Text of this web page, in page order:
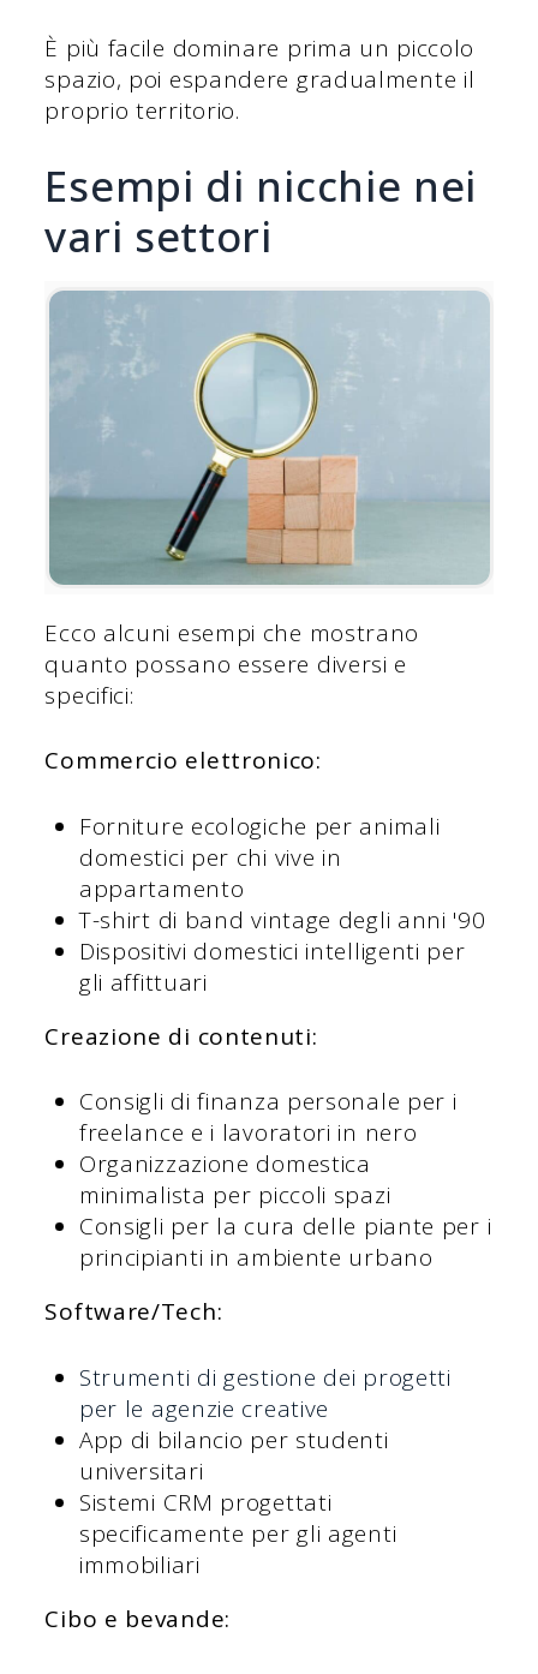
È più facile dominare prima un piccolo
spazio, poi espandere gradualmente il
proprio territorio.
Esempi di nicchie nei
vari settori
Ecco alcuni esempi che mostrano
quanto possano essere diversi e
specifici:
Commercio elettronico:
Forniture ecologiche per animali
domestici per chi vive in
appartamento
T-shirt di band vintage degli anni '90
Dispositivi domestici intelligenti per
gli affittuari
Creazione di contenuti:
Consigli di finanza personale per i
freelance e i lavoratori in nero
Organizzazione domestica
minimalista per piccoli spazi
Consigli per la cura delle piante per i
principianti in ambiente urbano
Software/Tech:
Strumenti di gestione dei progetti
per le agenzie creative
App di bilancio per studenti
universitari
Sistemi CRM progettati
specificamente per gli agenti
immobiliari
Cibo e bevande: